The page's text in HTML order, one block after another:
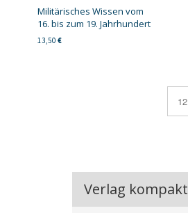
Militärisches Wissen vom
16. bis zum 19. Jahrhundert
13,50 €
Verlag kompakt